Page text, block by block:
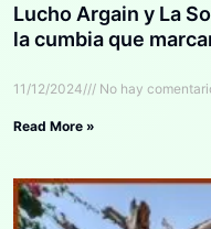
Lucho Argain y La
la cumbia que
11/12/2024 No hay
Read More »